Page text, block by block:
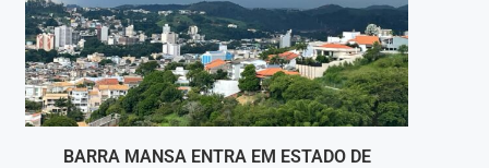
BARRA MANSA ENTRA EM ESTADO DE